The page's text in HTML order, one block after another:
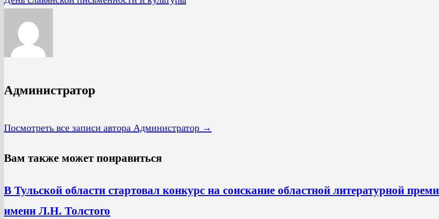
Администратор
Посмотреть все записи автора Администратор →
Вам также может понравиться
В Тульской области стартовал конкурс на соискание областной литературной
имени Л.Н. Толстого